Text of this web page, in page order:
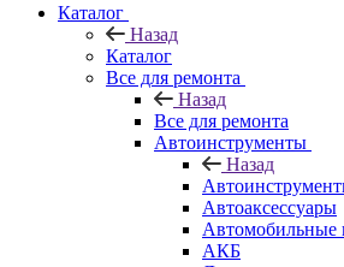
Каталог
Назад
Каталог
Все для ремонта
Назад
Все для ремонта
Автоинструменты
Назад
Автоаксессуары
Автомобильные
АКБ